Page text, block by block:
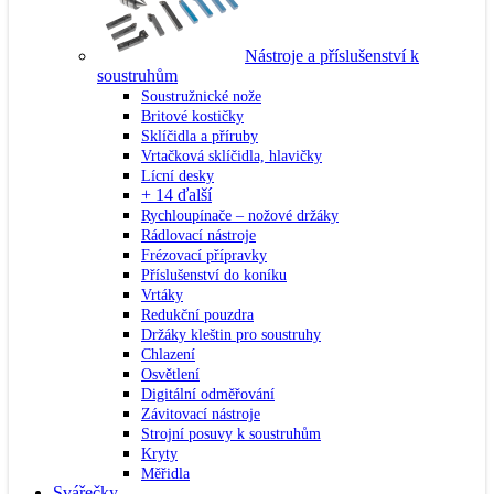
Nástroje a příslušenství k
soustruhům
Soustružnické nože
Britové kostičky
Sklíčidla a příruby
Vrtačková sklíčidla, hlavičky
Lícní desky
+ 14 ďalší
Rychloupínače – nožové držáky
Rádlovací nástroje
Frézovací přípravky
Příslušenství do koníku
Vrtáky
Redukční pouzdra
Držáky kleštin pro soustruhy
Chlazení
Osvětlení
Digitální odměřování
Závitovací nástroje
Strojní posuvy k soustruhům
Kryty
Měřidla